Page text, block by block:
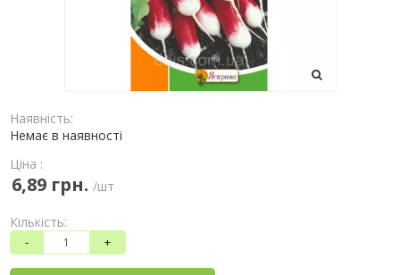
Наявність:
Немає в наявності
Ціна :
6,89 грн. /шт
Кількість:
- +